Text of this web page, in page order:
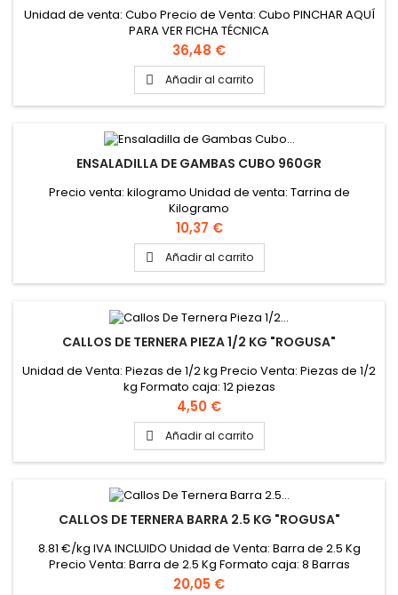
Unidad de venta: Cubo Precio de Venta: Cubo PINCHAR AQUÍ
PARA VER FICHA TÉCNICA
Precio
36,48 €
 Añadir al carrito
ENSALADILLA DE GAMBAS CUBO 960GR
Precio venta: kilogramo Unidad de venta: Tarrina de
Kilogramo
Precio
10,37 €
 Añadir al carrito
CALLOS DE TERNERA PIEZA 1/2 KG "ROGUSA"
Unidad de Venta: Piezas de 1/2 kg Precio Venta: Piezas de 1/2
kg Formato caja: 12 piezas
Precio
4,50 €
 Añadir al carrito
CALLOS DE TERNERA BARRA 2.5 KG "ROGUSA"
8.81 €/kg IVA INCLUIDO Unidad de Venta: Barra de 2.5 Kg
Precio Venta: Barra de 2.5 Kg Formato caja: 8 Barras
Precio
20,05 €